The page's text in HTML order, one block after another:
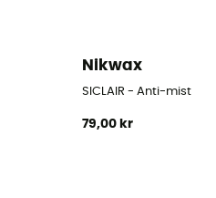
Nikwax
SICLAIR - Anti-mist
79,00 kr